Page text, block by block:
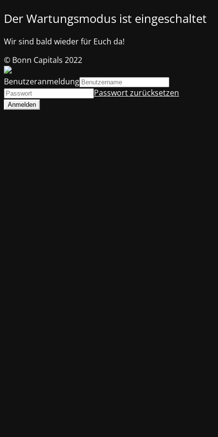
Der Wartungsmodus ist eingeschaltet
Wir sind bald wieder für Euch da!
© Bonn Capitals 2022
Benutzeranmeldung
Passwort zurücksetzen